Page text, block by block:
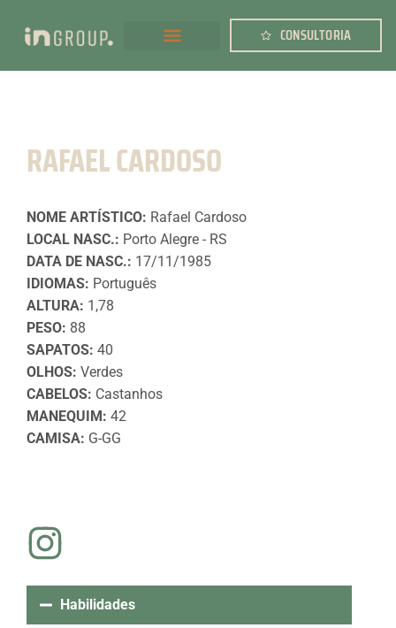
CONSULTORIA
RAFAEL CARDOSO
NOME ARTÍSTICO: Rafael Cardoso
LOCAL NASC.: Porto Alegre - RS
DATA DE NASC.: 17/11/1985
IDIOMAS: Português
ALTURA: 1,78
PESO: 88
SAPATOS: 40
OLHOS: Verdes
CABELOS: Castanhos
MANEQUIM: 42
CAMISA: G-GG
Habilidades